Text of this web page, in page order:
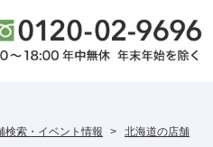
検索・イベント情報
北海道の店舗